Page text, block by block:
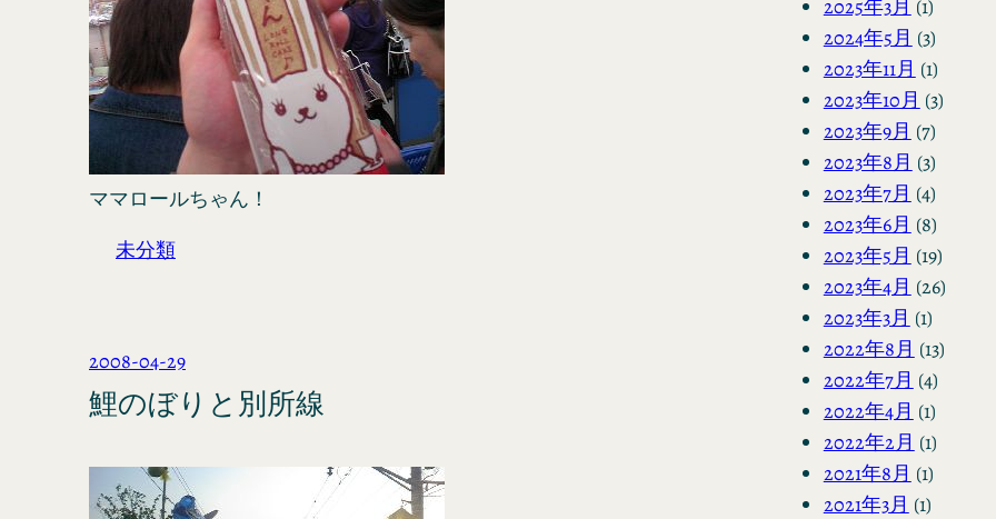
ママロールちゃん！
未分類
2008-04-29
鯉のぼりと別所線
2025年3月 (1)
2024年5月 (3)
2023年11月 (1)
2023年10月 (3)
2023年9月 (7)
2023年8月 (3)
2023年7月 (4)
2023年6月 (8)
2023年5月 (19)
2023年4月 (26)
2023年3月 (1)
2022年8月 (13)
2022年7月 (4)
2022年4月 (1)
2022年2月 (1)
2021年8月 (1)
2021年3月 (1)